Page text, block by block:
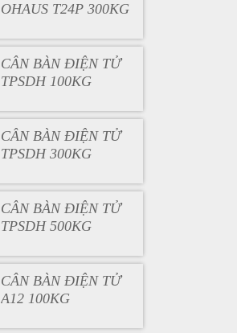
OHAUS T24P 300KG
CÂN BÀN ĐIỆN TỬ
TPSDH 100KG
CÂN BÀN ĐIỆN TỬ
TPSDH 300KG
CÂN BÀN ĐIỆN TỬ
TPSDH 500KG
CÂN BÀN ĐIỆN TỬ
A12 100KG